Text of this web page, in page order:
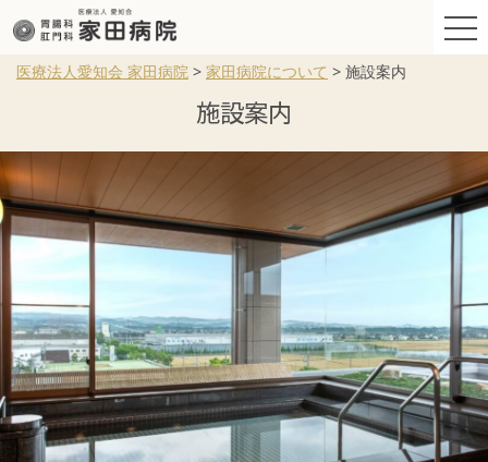
医療法人愛知会 家田病院 > 家田病院について > 施設案内
施設案内